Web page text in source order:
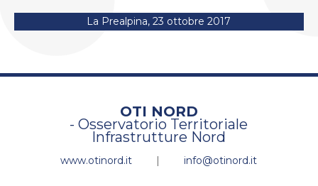
La Prealpina, 23 ottobre 2017
OTI NORD
- Osservatorio Territoriale
Infrastrutture Nord
www.otinord.it | info@otinord.it